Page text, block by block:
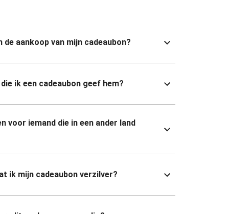
aankoop van mijn cadeaubon?
ik een cadeaubon geef hem?
voor iemand die in een ander land
ik mijn cadeaubon verzilver?